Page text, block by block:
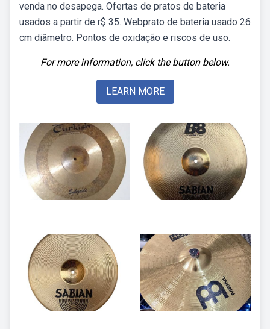
venda no desapega. Ofertas de pratos de bateria
usados a partir de r$ 35. Webprato de bateria usado 26
cm diâmetro. Pontos de oxidação e riscos de uso.
For more information, click the button below.
LEARN MORE